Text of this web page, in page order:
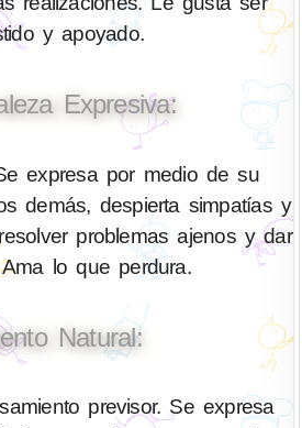
y apoyado.
Expresiva:
expresa por medio de su
demás, despierta simpatías y
problemas ajenos y dar
lo que perdura.
Natural:
previsor. Se expresa